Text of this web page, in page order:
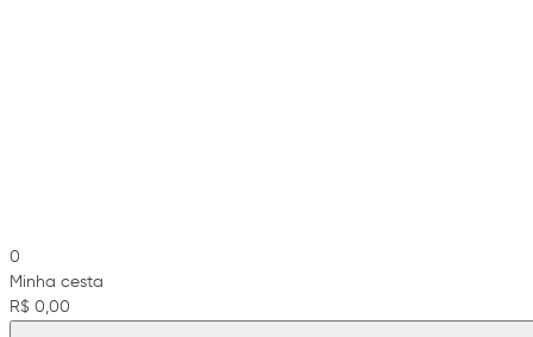
0
Minha cesta
R$ 0,00